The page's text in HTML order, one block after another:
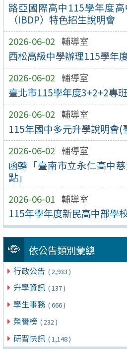
路亞國際高中115學年度
（IBDP）特色招生說明會
2026-06-02 輔導室
西松高級中學辦理115學年
2026-06-02 輔導室
臺北市115學年度3+2+2專
2026-06-02 輔導室
115年國中多元升學說明會(
2026-06-02 輔導室
函轉「臺南市立永仁高中
點」
2026-06-01 輔導室
115年學年度新民高中部學
依公告類別彙總
行政公告 ( 2,933 )
升學資訊 ( 137 )
學生事務 ( 666 )
榮譽榜 ( 232 )
研習快訊 ( 1,148 )